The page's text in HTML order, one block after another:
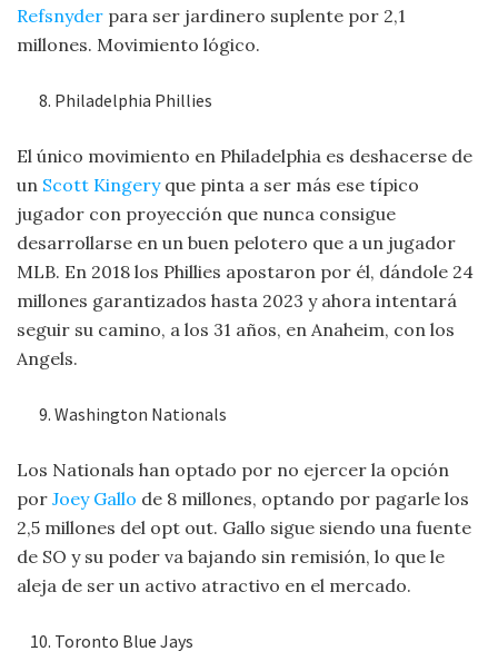
Refsnyder para ser jardinero suplente por 2,1
millones. Movimiento lógico.
Philadelphia Phillies
El único movimiento en Philadelphia es deshacerse de
un Scott Kingeryque pinta a ser más ese típico
jugador con proyección que nunca consigue
desarrollarse en un buen pelotero que a un jugador
MLB. En 2018 los Phillies apostaron por él, dándole 24
millones garantizados hasta 2023 y ahora intentará
seguir su camino, a los 31 años, en Anaheim, con los
Angels.
Washington Nationals
Los Nationals han optado por no ejercer la opción
por Joey Gallo de 8 millones, optando por pagarle los
2,5 millones del opt out. Gallo sigue siendo una fuente
de SO y su poder va bajando sin remisión, lo que le
aleja de ser un activo atractivo en el mercado.
Toronto Blue Jays